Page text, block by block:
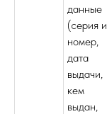
данные
(серия и
номер,
дата
выдачи,
кем
выдан,